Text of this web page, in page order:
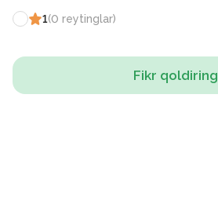
1(0 reytinglar)
Fikr qoldiring